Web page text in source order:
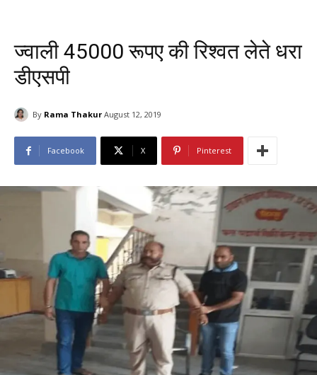
ज्वाली 45000 रूपए की रिश्वत लेते धरा
डीएसपी
By Rama Thakur August 12, 2019
Facebook X Pinterest